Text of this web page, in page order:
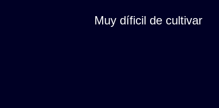
Muy díficil de cultivar